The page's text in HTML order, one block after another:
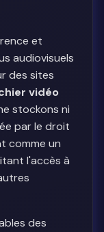
et
audiovisuels
des sites
vidéo
stockons ni
par le droit
comme un
l'accès à
des